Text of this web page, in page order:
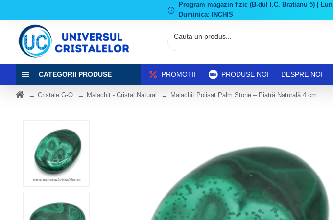
Program magazin fizic (B-dul I.C. Bratianu 5) |
Duminica: INCHIS
CATEGORII PRODUSE PROMOTII PRODUSE NOI DESPRE NOI
Cristale G-O Malachit - Cristal Natural Malachit Polisat Palm Stone – Piatră Naturală 4 cm